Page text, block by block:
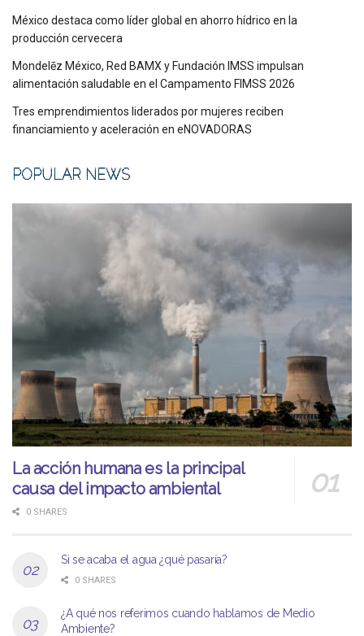
México destaca como líder global en ahorro hídrico en la
producción cervecera
Mondelēz México, Red BAMX y Fundación IMSS impulsan
alimentación saludable en el Campamento FIMSS 2026
Tres emprendimientos liderados por mujeres reciben
financiamiento y aceleración en eNOVADORAS
POPULAR NEWS
La acción humana es la principal
causa del impacto ambiental
0 SHARES
Si se acaba el agua ¿qué pasaría?
0 SHARES
¿A qué nos referimos cuando hablamos de Medio
Ambiente?